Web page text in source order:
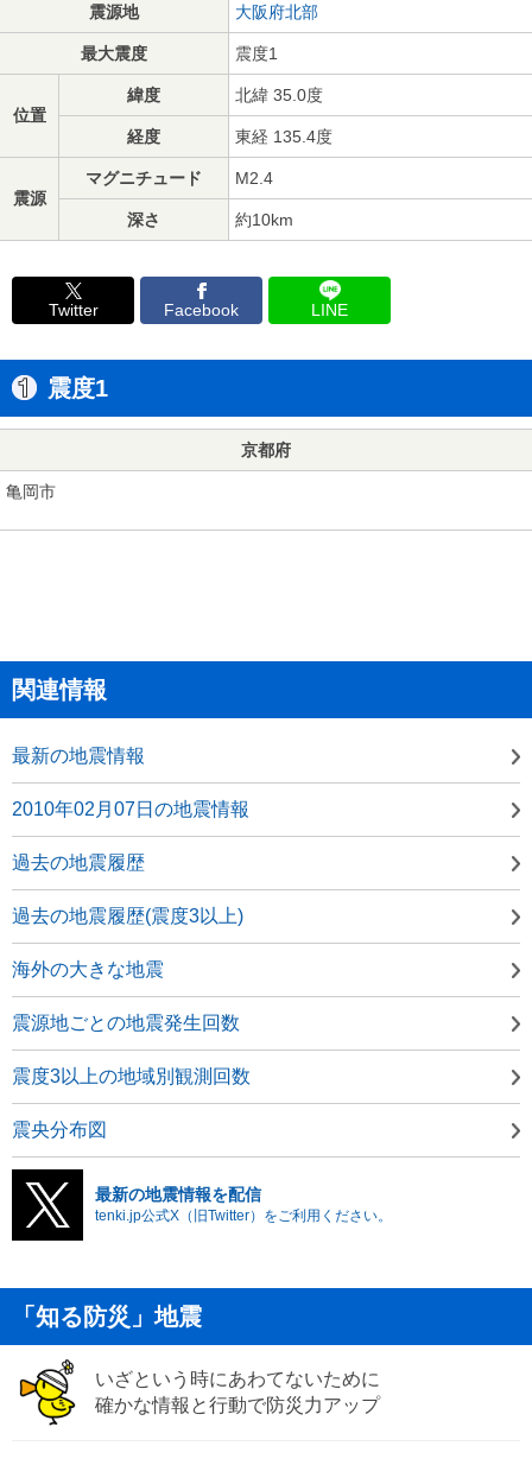
震源地 大阪府北部
最大震度 震度1
位置
緯度 北緯 35.0度
経度 東経 135.4度
震源
マグニチュード M2.4
深さ 約10km
Twitter Facebook LINE
震度1
京都府
亀岡市
関連情報
最新の地震情報
2010年02月07日の地震情報
過去の地震履歴
過去の地震履歴(震度3以上)
海外の大きな地震
震源地ごとの地震発生回数
震度3以上の地域別観測回数
震央分布図
最新の地震情報を配信
tenki.jp公式X（旧Twitter）をご利用ください。
「知る防災」地震
いざという時にあわてないために
確かな情報と行動で防災力アップ